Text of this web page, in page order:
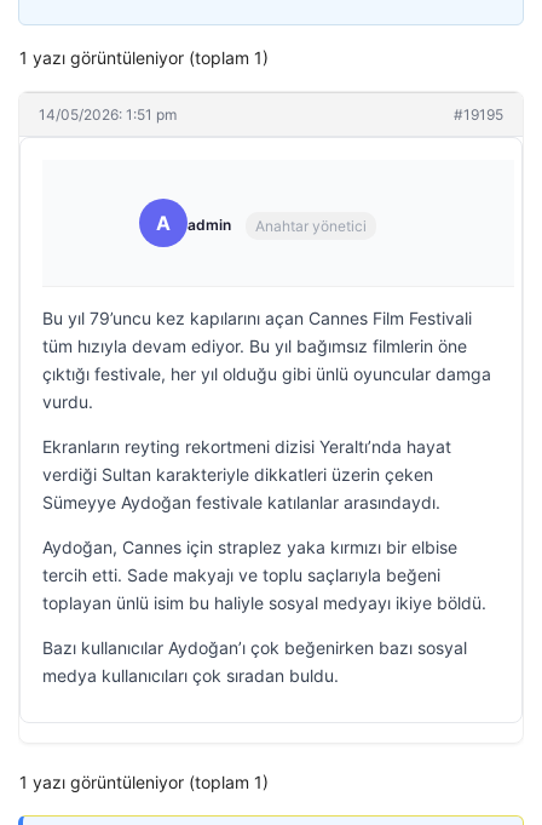
1 yazı görüntüleniyor (toplam 1)
14/05/2026: 1:51 pm #19195
A admin Anahtar yönetici
Bu yıl 79’uncu kez kapılarını açan Cannes Film Festivali
tüm hızıyla devam ediyor. Bu yıl bağımsız filmlerin öne
çıktığı festivale, her yıl olduğu gibi ünlü oyuncular damga
vurdu.
Ekranların reyting rekortmeni dizisi Yeraltı’nda hayat
verdiği Sultan karakteriyle dikkatleri üzerin çeken
Sümeyye Aydoğan festivale katılanlar arasındaydı.
Aydoğan, Cannes için straplez yaka kırmızı bir elbise
tercih etti. Sade makyajı ve toplu saçlarıyla beğeni
toplayan ünlü isim bu haliyle sosyal medyayı ikiye böldü.
Bazı kullanıcılar Aydoğan’ı çok beğenirken bazı sosyal
medya kullanıcıları çok sıradan buldu.
1 yazı görüntüleniyor (toplam 1)